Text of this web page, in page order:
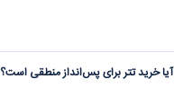
آیا خرید تتر برای پس‌انداز منطقی است؟